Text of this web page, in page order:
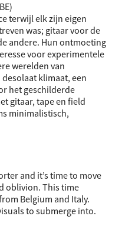
terwijl elk zijn eigen
was; gitaar voor de
andere. Hun ontmoeting
voor experimentele
werelden van
klimaat, een
het geschilderde
gitaar, tape en field
minimalistisch,
and it’s time to move
oblivion. This time
Belgium and Italy.
to submerge into.